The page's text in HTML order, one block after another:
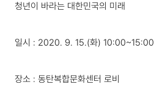
청년이 바라는 대한민국의 미래
일시 : 2020. 9. 15.(화) 10:00~15:00
장소 : 동탄복합문화센터 로비